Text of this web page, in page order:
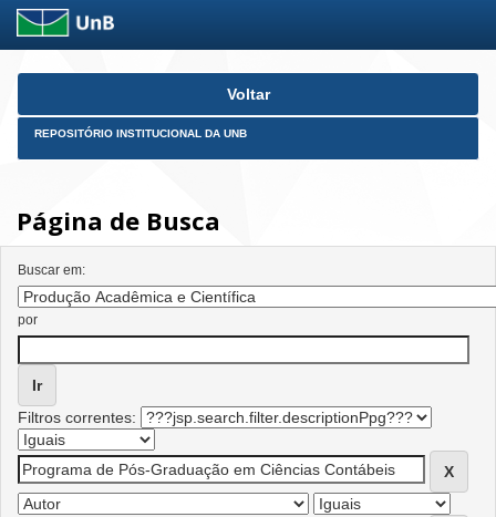
Skip
Voltar
REPOSITÓRIO INSTITUCIONAL DA UNB
Página de Busca
Buscar em:
por
Filtros correntes: